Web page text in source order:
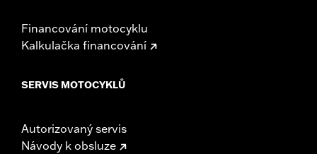
Financování motocyklu
Kalkulačka financování
SERVIS MOTOCYKLŮ
Autorizovaný servis
Návody k obsluze